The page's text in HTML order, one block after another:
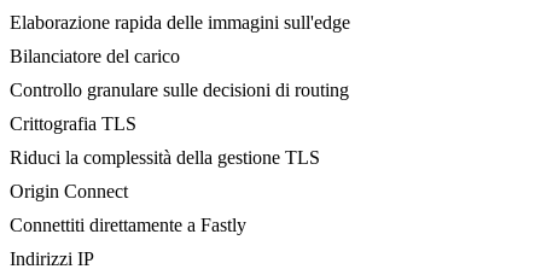
Elaborazione rapida delle immagini sull'edge
Bilanciatore del carico
Controllo granulare sulle decisioni di routing
Crittografia TLS
Riduci la complessità della gestione TLS
Origin Connect
Connettiti direttamente a Fastly
Indirizzi IP